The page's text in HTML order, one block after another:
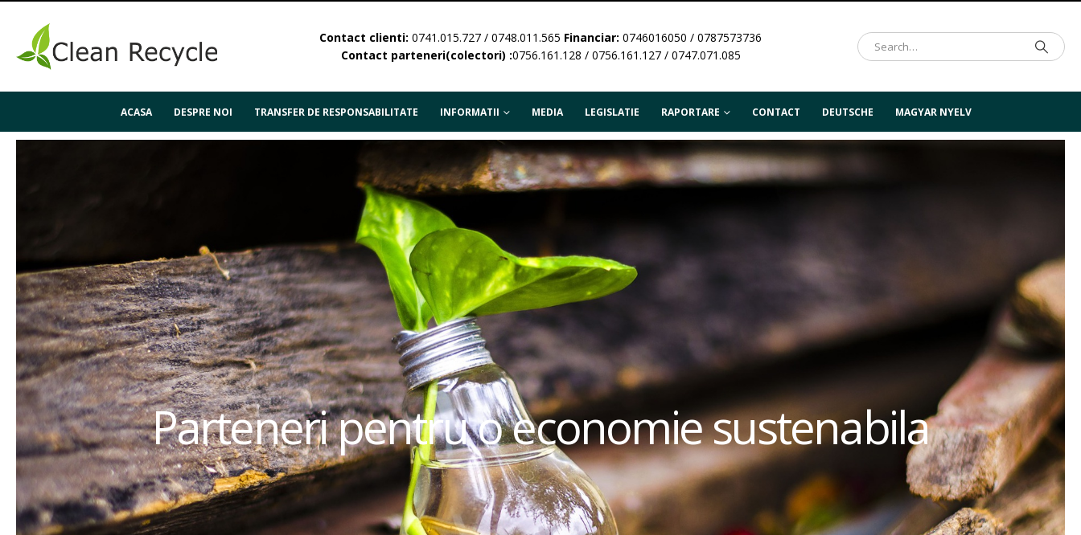
Contact clienti: 0741.015.727 / 0748.011.565 Financiar: 0746016050 / 0787573736
Contact parteneri(colectori) :0756.161.128 / 0756.161.127 / 0747.071.085
ACASA DESPRE NOI TRANSFER DE RESPONSABILITATE INFORMATII MEDIA LEGISLATIE RAPORTARE CONTACT DEUTSCHE MAGYAR NYELV
Parteneri pentru o economie sustenabila